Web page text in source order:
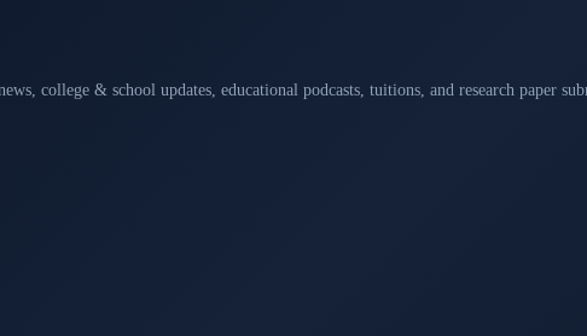
college & school updates, educational podcasts, tuitions, and research paper